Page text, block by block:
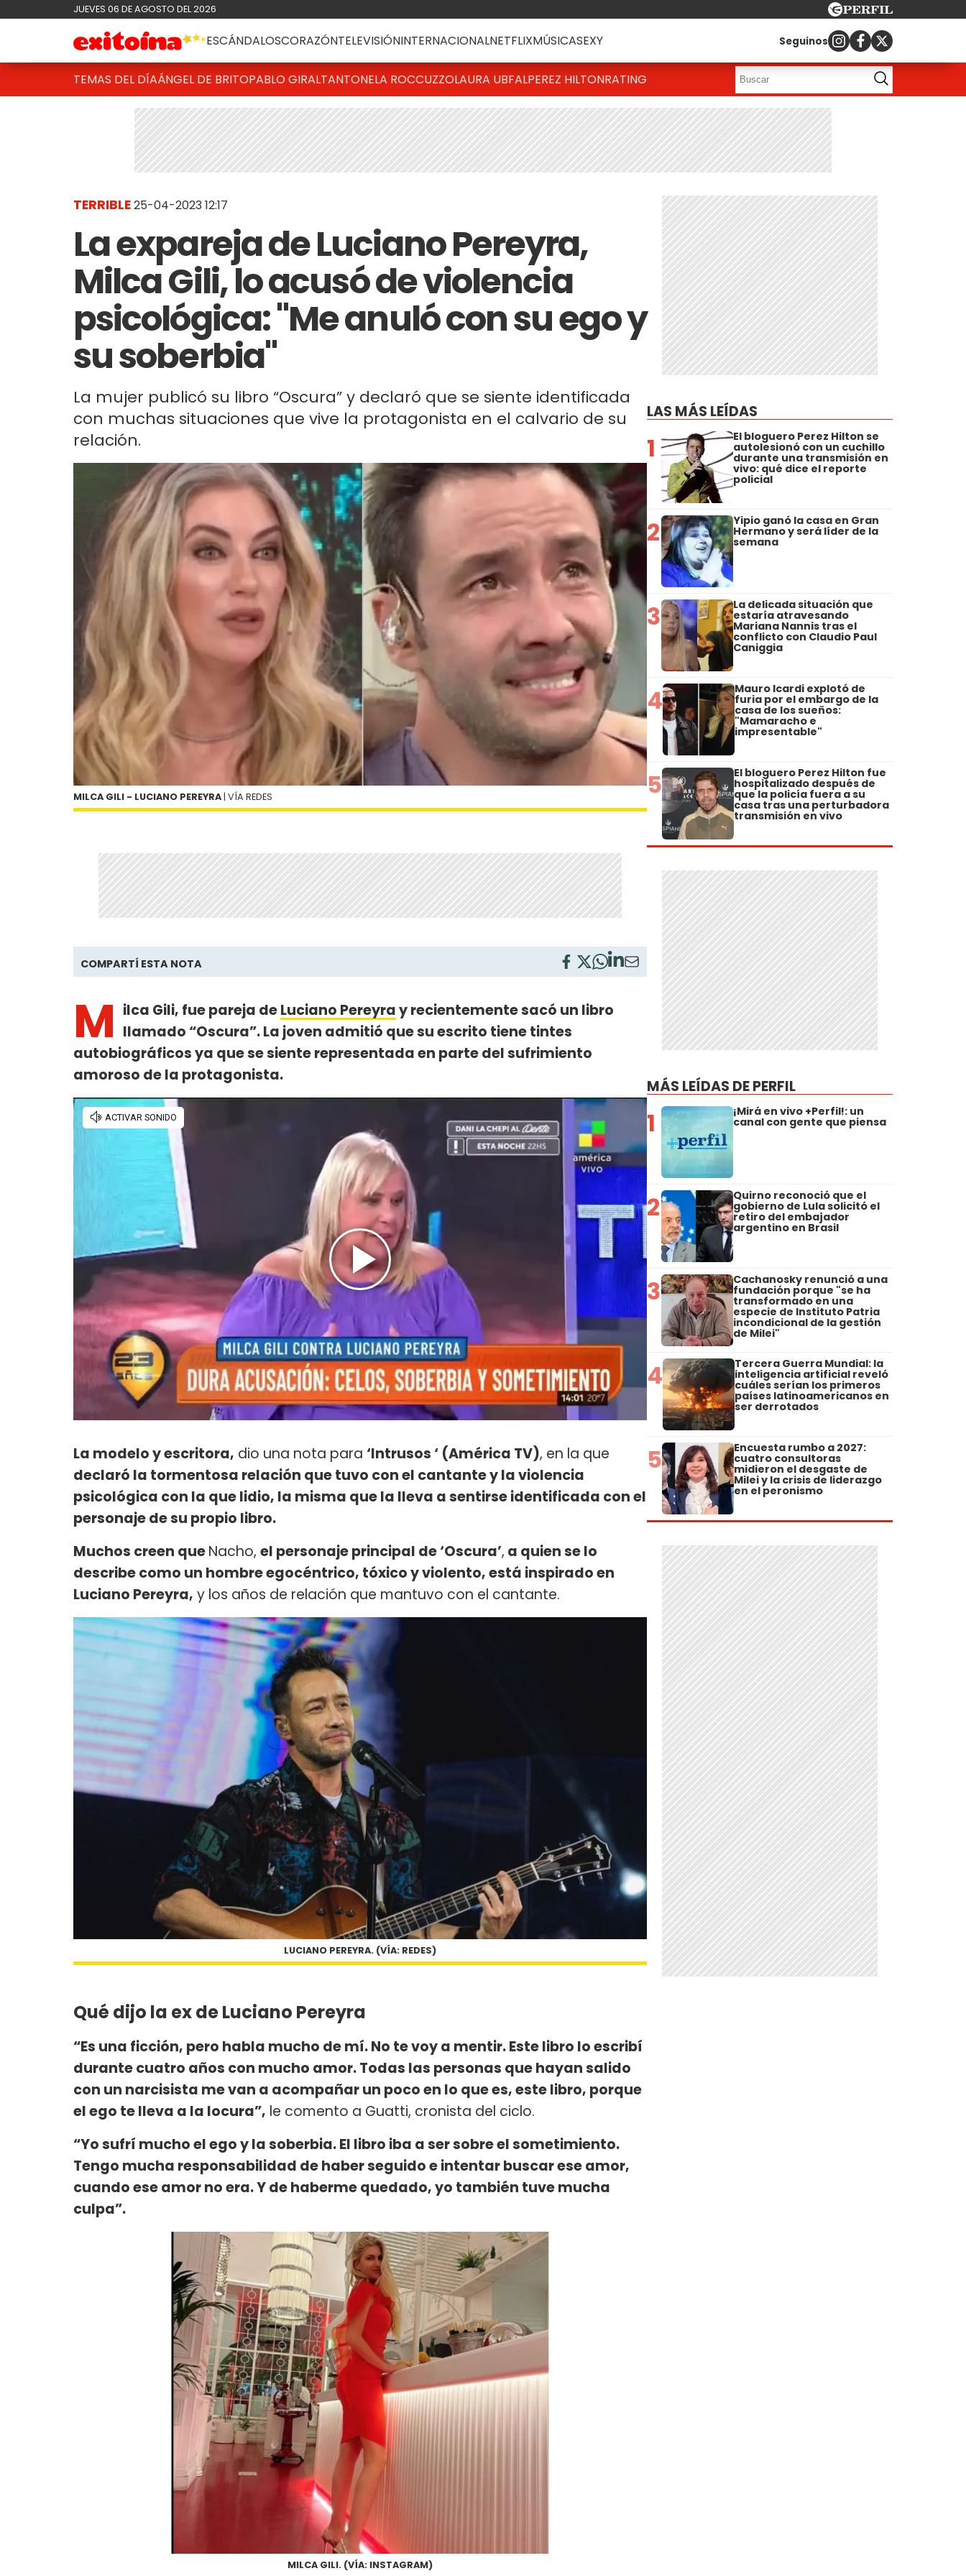
JUEVES 06 DE AGOSTO DEL 2026
ESCÁNDALOSCORAZÓNTELEVISIÓNINTERNACIONALNETFLIXMÚSICASEXY Seguinos
TEMAS DEL DÍAÁNGEL DE BRITOPABLO GIRALTANTONELA ROCCUZZOLAURA UBFALPEREZ HILTONRATING
TERRIBLE25-04-2023 12:17
La expareja de Luciano Pereyra,
Milca Gili, lo acusó de violencia
psicológica: "Me anuló con su ego y
su soberbia"
La mujer publicó su libro “Oscura” y declaró que se siente identificada
con muchas situaciones que vive la protagonista en el calvario de su
relación.
MILCA GILI - LUCIANO PEREYRA | VÍA REDES
COMPARTÍ ESTA NOTA
M ilca Gili, fue pareja deLuciano Pereyray recientemente sacó un libro
llamado “Oscura”. La joven admitió que su escrito tiene tintes
autobiográficos ya que se siente representada en parte del sufrimiento
amoroso de la protagonista.
La modelo y escritora, dio una nota para ‘Intrusos ‘ (América TV), en la que
declaró la tormentosa relación que tuvo con el cantante y la violencia
psicológica con la que lidio, la misma que la lleva a sentirse identificada con el
personaje de su propio libro.
Muchos creen queNacho, el personaje principal de ‘Oscura’, a quien se lo
describe como un hombre egocéntrico, tóxico y violento, está inspirado en
Luciano Pereyra, y los años de relación que mantuvo con el cantante.
LUCIANO PEREYRA. (VÍA: REDES)
Qué dijo la ex de Luciano Pereyra
“Es una ficción, pero habla mucho de mí. No te voy a mentir. Este libro lo escribí
durante cuatro años con mucho amor. Todas las personas que hayan salido
con un narcisista me van a acompañar un poco en lo que es, este libro, porque
el ego te lleva a la locura”, le comento a Guatti, cronista del ciclo.
“Yo sufrí mucho el ego y la soberbia. El libro iba a ser sobre el sometimiento.
Tengo mucha responsabilidad de haber seguido e intentar buscar ese amor,
cuando ese amor no era. Y de haberme quedado, yo también tuve mucha
culpa”.
MILCA GILI. (VÍA: INSTAGRAM)
LAS MÁS LEÍDAS
1 El bloguero Perez Hilton se
autolesionó con un cuchillo
durante una transmisión en
vivo: qué dice el reporte
policial
2 Yipio ganó la casa en Gran
Hermano y será líder de la
semana
3 La delicada situación que
estaría atravesando
Mariana Nannis tras el
conflicto con Claudio Paul
Caniggia
4 Mauro Icardi explotó de
furia por el embargo de la
casa de los sueños:
"Mamaracho e
impresentable"
5 El bloguero Perez Hilton fue
hospitalizado después de
que la policía fuera a su
casa tras una perturbadora
transmisión en vivo
MÁS LEÍDAS DE PERFIL
1 ¡Mirá en vivo +Perfil!: un
canal con gente que piensa
2 Quirno reconoció que el
gobierno de Lula solicitó el
retiro del embajador
argentino en Brasil
3 Cachanosky renunció a una
fundación porque "se ha
transformado en una
especie de Instituto Patria
incondicional de la gestión
de Milei"
4 Tercera Guerra Mundial: la
inteligencia artificial reveló
cuáles serían los primeros
países latinoamericanos en
ser derrotados
5 Encuesta rumbo a 2027:
cuatro consultoras
midieron el desgaste de
Milei y la crisis de liderazgo
en el peronismo